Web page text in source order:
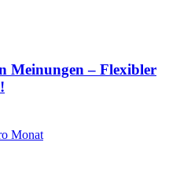
Meinungen – Flexibler
Monat